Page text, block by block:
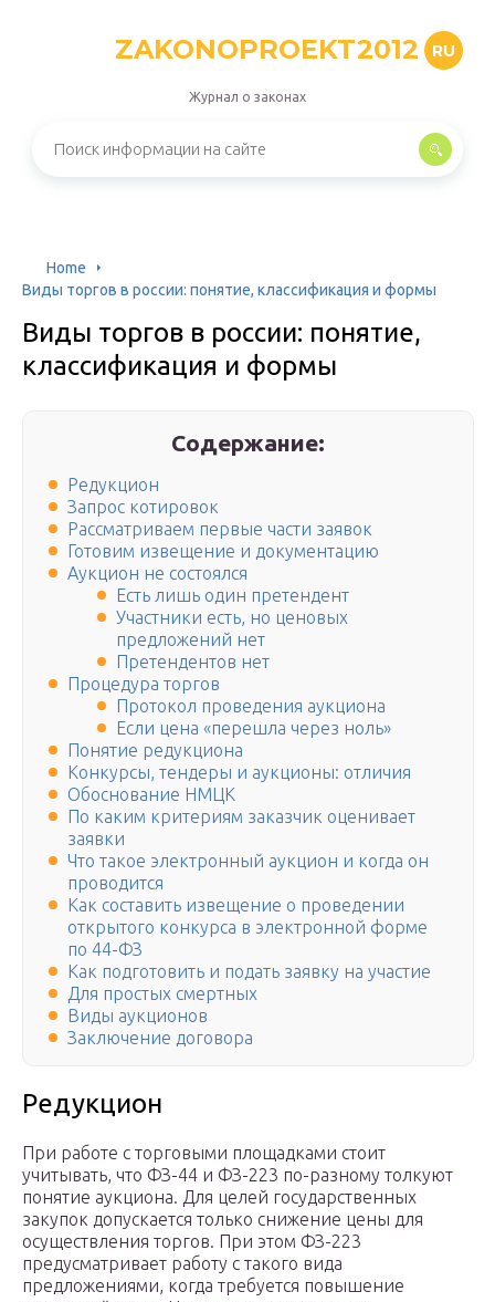
ZAKONOPROEKT2012 RU
Журнал о законах
Home
Виды торгов в россии: понятие, классификация и формы
Виды торгов в россии: понятие,
классификация и формы
Содержание:
Редукцион
Запрос котировок
Рассматриваем первые части заявок
Готовим извещение и документацию
Аукцион не состоялся
Есть лишь один претендент
Участники есть, но ценовых
предложений нет
Претендентов нет
Процедура торгов
Протокол проведения аукциона
Если цена «перешла через ноль»
Понятие редукциона
Конкурсы, тендеры и аукционы: отличия
Обоснование НМЦК
По каким критериям заказчик оценивает
заявки
Что такое электронный аукцион и когда он
проводится
Как составить извещение о проведении
открытого конкурса в электронной форме
по 44-ФЗ
Как подготовить и подать заявку на участие
Для простых смертных
Виды аукционов
Заключение договора
Редукцион
При работе с торговыми площадками стоит
учитывать, что ФЗ-44 и ФЗ-223 по-разному толкуют
понятие аукциона. Для целей государственных
закупок допускается только снижение цены для
осуществления торгов. При этом ФЗ-223
предусматривает работу с такого вида
предложениями, когда требуется повышение